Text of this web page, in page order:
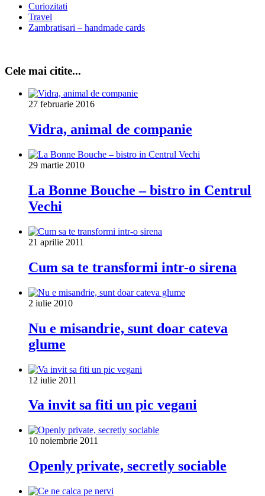
Curiozitati
Travel
Zambratisari – handmade cards
Cele mai citite...
27 februarie 2016
Vidra, animal de companie
29 martie 2010
La Bonne Bouche – bistro in Centrul
Vechi
21 aprilie 2011
Cum sa te transformi intr-o sirena
2 iulie 2010
Nu e misandrie, sunt doar cateva
glume
12 iulie 2011
Va invit sa fiti un pic vegani
10 noiembrie 2011
Openly private, secretly sociable